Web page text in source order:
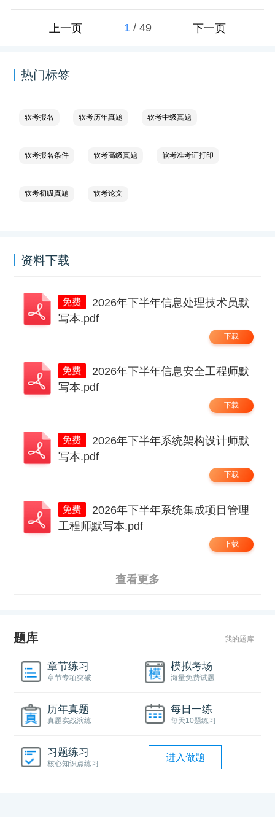
上一页 1 / 49 下一页
热门标签
软考报名 软考历年真题 软考中级真题
软考报名条件 软考高级真题 软考准考证打印
软考初级真题 软考论文
资料下载
写本.pdf
下载
写本.pdf
下载
写本.pdf
下载
工程师默写本.pdf
下载
查看更多
题库 我的题库
章节练习
章节专项突破
模拟考场
海量免费试题
历年真题
真题实战演练
每日一练
每天10题练习
习题练习
核心知识点练习
进入做题